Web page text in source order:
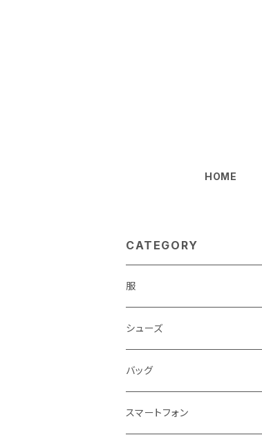
HOME
CATEGORY
服
レディース
トップス
コート・ジャケット
メンズ
バッグ
キッズ＆ベビー
シューズ
レディース
サンダル
メンズ
バッグ
レディース
スマートフォン